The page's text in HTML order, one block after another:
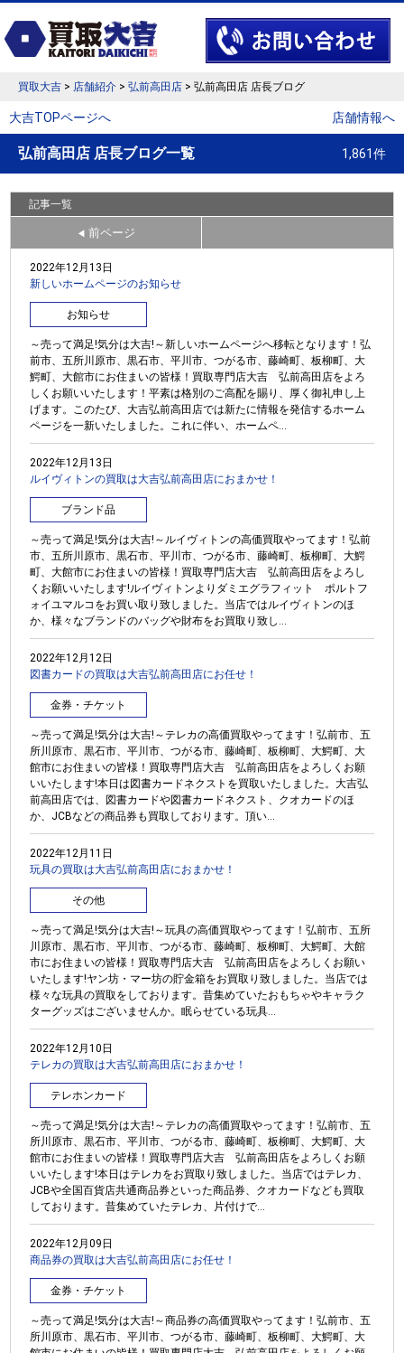
買取大吉 > 店舗紹介 > 弘前高田店 > 弘前高田店 店長ブログ
大吉TOPページへ 店舗情報へ
弘前高田店 店長ブログ一覧 1,861件
記事一覧
◀ 前ページ
2022年12月13日
新しいホームページのお知らせ
お知らせ
～売って満足!気分は大吉!～新しいホームページへ移転となります！弘
前市、五所川原市、黒石市、平川市、つがる市、藤崎町、板柳町、大
鰐町、大館市にお住まいの皆様！買取専門店大吉 弘前高田店をよろ
しくお願いいたします！平素は格別のご高配を賜り、厚く御礼申し上
げます。このたび、大吉弘前高田店では新たに情報を発信するホーム
ページを一新いたしました。これに伴い、ホームペ...
2022年12月13日
ルイヴィトンの買取は大吉弘前高田店におまかせ！
ブランド品
～売って満足!気分は大吉!～ルイヴィトンの高価買取やってます！弘前
市、五所川原市、黒石市、平川市、つがる市、藤崎町、板柳町、大鰐
町、大館市にお住まいの皆様！買取専門店大吉 弘前高田店をよろし
くお願いいたします!ルイヴィトンよりダミエグラフィット ポルトフ
ォイユマルコをお買い取り致しました。当店ではルイヴィトンのほ
か、様々なブランドのバッグや財布をお買取り致し...
2022年12月12日
図書カードの買取は大吉弘前高田店にお任せ！
金券・チケット
～売って満足!気分は大吉!～テレカの高価買取やってます！弘前市、五
所川原市、黒石市、平川市、つがる市、藤崎町、板柳町、大鰐町、大
館市にお住まいの皆様！買取専門店大吉 弘前高田店をよろしくお願
いいたします!本日は図書カードネクストを買取いたしました。大吉弘
前高田店では、図書カードや図書カードネクスト、クオカードのほ
か、JCBなどの商品券も買取しております。頂い...
2022年12月11日
玩具の買取は大吉弘前高田店におまかせ！
その他
～売って満足!気分は大吉!～玩具の高価買取やってます！弘前市、五所
川原市、黒石市、平川市、つがる市、藤崎町、板柳町、大鰐町、大館
市にお住まいの皆様！買取専門店大吉 弘前高田店をよろしくお願い
いたします!ヤン坊・マー坊の貯金箱をお買取り致しました。当店では
様々な玩具の買取をしております。昔集めていたおもちゃやキャラク
ターグッズはございませんか。眠らせている玩具...
2022年12月10日
テレカの買取は大吉弘前高田店におまかせ！
テレホンカード
～売って満足!気分は大吉!～テレカの高価買取やってます！弘前市、五
所川原市、黒石市、平川市、つがる市、藤崎町、板柳町、大鰐町、大
館市にお住まいの皆様！買取専門店大吉 弘前高田店をよろしくお願
いいたします!本日はテレカをお買取り致しました。当店ではテレカ、
JCBや全国百貨店共通商品券といった商品券、クオカードなども買取
しております。昔集めていたテレカ、片付けで...
2022年12月09日
商品券の買取は大吉弘前高田店にお任せ！
金券・チケット
～売って満足!気分は大吉!～商品券の高価買取やってます！弘前市、五
所川原市、黒石市、平川市、つがる市、藤崎町、板柳町、大鰐町、大